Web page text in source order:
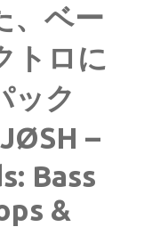
、ベー
トロに
ック
–
Bass
&